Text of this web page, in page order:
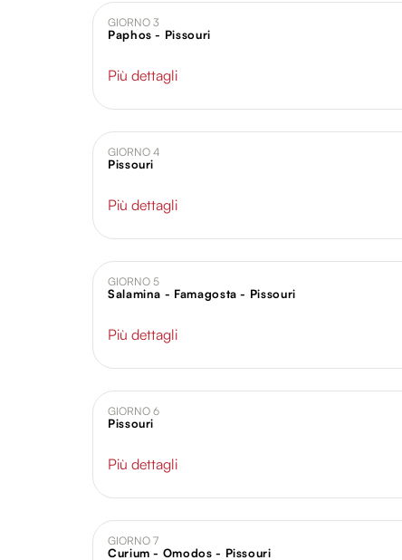
GIORNO 3
Paphos - Pissouri
Più dettagli
GIORNO 4
Pissouri
Più dettagli
GIORNO 5
Salamina - Famagosta - Pissouri
Più dettagli
GIORNO 6
Pissouri
Più dettagli
GIORNO 7
Curium - Omodos - Pissouri